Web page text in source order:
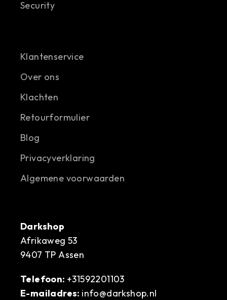
Security
Klantenservice
Over ons
Klachten
Retourformulier
Blog
Privacyverklaring
Algemene voorwaarden
Darkshop
Afrikaweg 53
9407 TP Assen
Telefoon: +31592201103
E-mailadres: info@darkshop.nl